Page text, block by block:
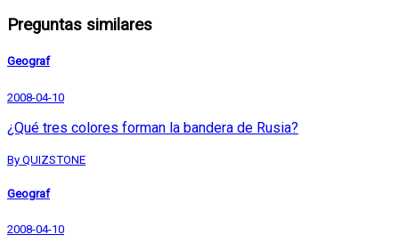
Preguntas similares
Geograf
2008-04-10
¿Qué tres colores forman la bandera de Rusia?
By QUIZSTONE
Geograf
2008-04-10